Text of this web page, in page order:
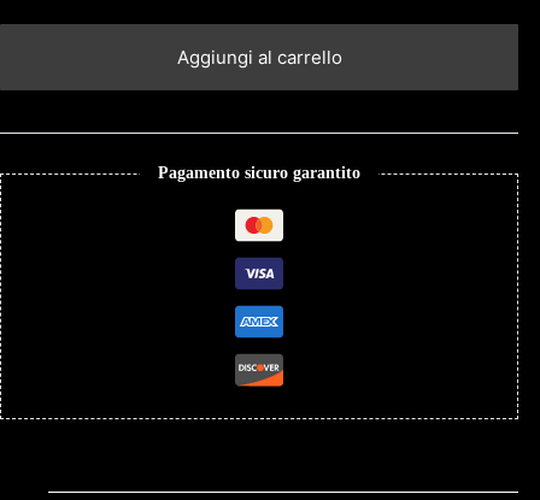
Aggiungi al carrello
Pagamento sicuro garantito